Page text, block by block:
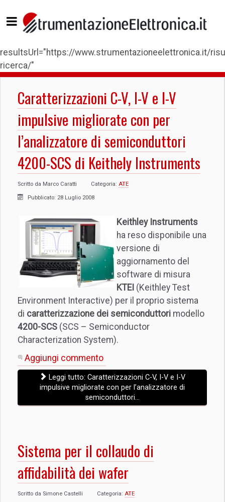
resultsUrl="https://www.strumentazioneelettronica.it/
ricerca/"
Caratterizzazioni C-V, I-V e I-V
impulsive migliorate con per
l’analizzatore di semiconduttori
4200-SCS di Keithely Instruments
Scritto da Marco Caratti Categoria: ATE
Pubblicato: 28 Luglio 2008
Keithley Instruments
ha reso disponibile una
versione di
aggiornamento del
software di misura
KTEI (Keithley Test
Environment Interactive) per il proprio sistema
di caratterizzazione dei semiconduttori modello
4200-SCS (SCS – Semiconductor
Characterization System).
Aggiungi commento
Leggi tutto: Caratterizzazioni C-V, I-V e I-V
impulsive migliorate con per l’analizzatore di
semiconduttori...
Sistema per il collaudo di
affidabilità dei wafer
Scritto da Simone Castelli Categoria: ATE